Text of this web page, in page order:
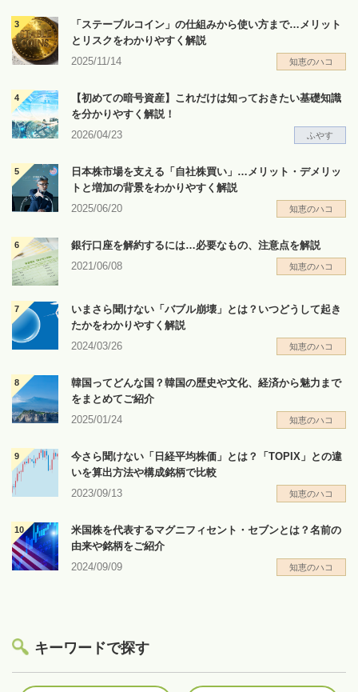
「ステーブルコイン」の仕組みから使い方まで…メリット
とリスクをわかりやすく解説
2025/11/14
知恵のハコ
【初めての暗号資産】これだけは知っておきたい基礎知識
を分かりやすく解説！
2026/04/23
ふやす
日本株市場を支える「自社株買い」…メリット・デメリッ
トと増加の背景をわかりやすく解説
2025/06/20
知恵のハコ
銀行口座を解約するには…必要なもの、注意点を解説
2021/06/08
知恵のハコ
いまさら聞けない「バブル崩壊」とは？いつどうして起き
たかをわかりやすく解説
2024/03/26
知恵のハコ
韓国ってどんな国？韓国の歴史や文化、経済から魅力まで
をまとめてご紹介
2025/01/24
知恵のハコ
今さら聞けない「日経平均株価」とは？「TOPIX」との違
いを算出方法や構成銘柄で比較
2023/09/13
知恵のハコ
米国株を代表するマグニフィセント・セブンとは？名前の
由来や銘柄をご紹介
2024/09/09
知恵のハコ
キーワードで探す